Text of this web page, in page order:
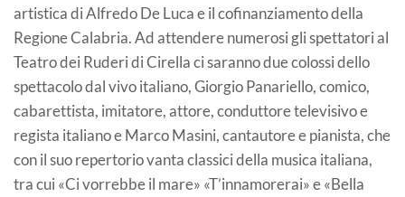
artistica di Alfredo De Luca e il cofinanziamento della
Regione Calabria. Ad attendere numerosi gli spettatori al
Teatro dei Ruderi di Cirella ci saranno due colossi dello
spettacolo dal vivo italiano, Giorgio Panariello, comico,
cabarettista, imitatore, attore, conduttore televisivo e
regista italiano e Marco Masini, cantautore e pianista, che
con il suo repertorio vanta classici della musica italiana,
tra cui «Ci vorrebbe il mare» «T’innamorerai» e «Bella